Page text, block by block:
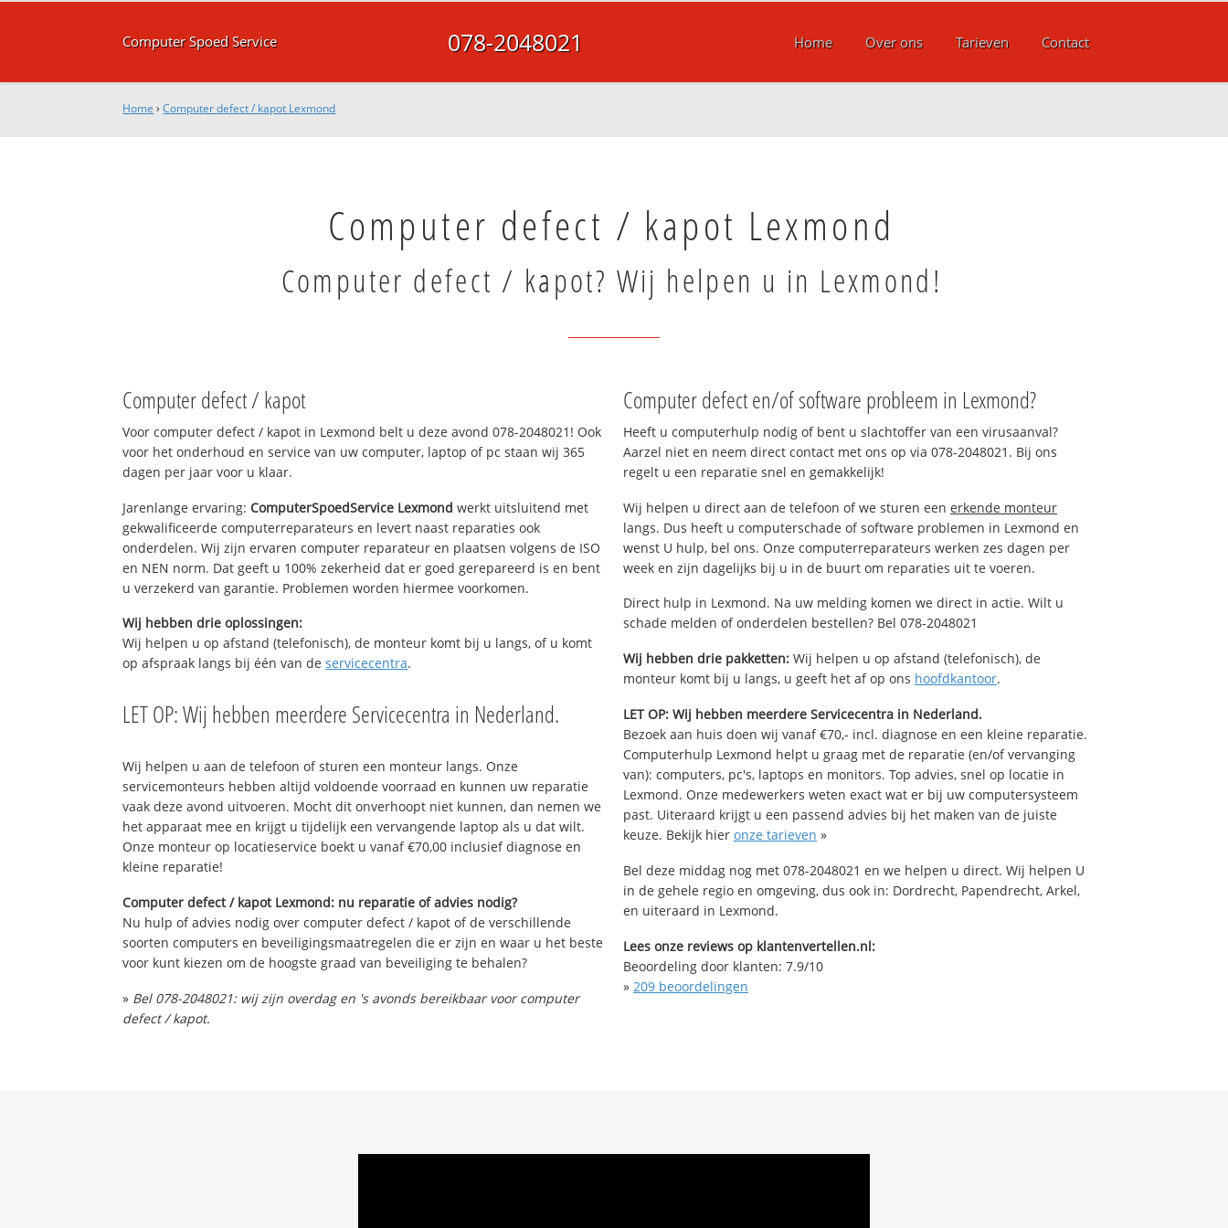
Computer Spoed Service 078-2048021 Home Over ons Tarieven Contact
Home ›Computer defect / kapot Lexmond
Computer defect / kapot Lexmond
Computer defect / kapot? Wij helpen u in Lexmond!
Computer defect / kapot
Voor computer defect / kapot in Lexmond belt u deze avond 078-2048021! Ook
voor het onderhoud en service van uw computer, laptop of pc staan wij 365
dagen per jaar voor u klaar.
Jarenlange ervaring:ComputerSpoedService Lexmond werkt uitsluitend met
gekwalificeerde computerreparateurs en levert naast reparaties ook
onderdelen. Wij zijn ervaren computer reparateur en plaatsen volgens de ISO
en NEN norm. Dat geeft u 100% zekerheid dat er goed gerepareerd is en bent
u verzekerd van garantie. Problemen worden hiermee voorkomen.
Wij hebben drie oplossingen:
Wij helpen u op afstand (telefonisch), de monteur komt bij u langs, of u komt
op afspraak langs bij één van deservicecentra.
LET OP: Wij hebben meerdere Servicecentra in Nederland.
Wij helpen u aan de telefoon of sturen een monteur langs. Onze
servicemonteurs hebben altijd voldoende voorraad en kunnen uw reparatie
vaak deze avond uitvoeren. Mocht dit onverhoopt niet kunnen, dan nemen we
het apparaat mee en krijgt u tijdelijk een vervangende laptop als u dat wilt.
Onze monteur op locatieservice boekt u vanaf €70,00 inclusief diagnose en
kleine reparatie!
Computer defect / kapot Lexmond: nu reparatie of advies nodig?
Nu hulp of advies nodig over computer defect / kapot of de verschillende
soorten computers en beveiligingsmaatregelen die er zijn en waar u het beste
voor kunt kiezen om de hoogste graad van beveiliging te behalen?
» Bel 078-2048021: wij zijn overdag en 's avonds bereikbaar voor computer
defect / kapot.
Computer defect en/of software probleem in Lexmond?
Heeft u computerhulp nodig of bent u slachtoffer van een virusaanval?
Aarzel niet en neem direct contact met ons op via 078-2048021. Bij ons
regelt u een reparatie snel en gemakkelijk!
Wij helpen u direct aan de telefoon of we sturen een erkende monteur
langs. Dus heeft u computerschade of software problemen in Lexmond en
wenst U hulp, bel ons. Onze computerreparateurs werken zes dagen per
week en zijn dagelijks bij u in de buurt om reparaties uit te voeren.
Direct hulp in Lexmond. Na uw melding komen we direct in actie. Wilt u
schade melden of onderdelen bestellen? Bel 078-2048021
Wij hebben drie pakketten: Wij helpen u op afstand (telefonisch), de
monteur komt bij u langs, u geeft het af op ons hoofdkantoor.
LET OP: Wij hebben meerdere Servicecentra in Nederland.
Bezoek aan huis doen wij vanaf €70,- incl. diagnose en een kleine reparatie.
Computerhulp Lexmond helpt u graag met de reparatie (en/of vervanging
van): computers, pc's, laptops en monitors. Top advies, snel op locatie in
Lexmond. Onze medewerkers weten exact wat er bij uw computersysteem
past. Uiteraard krijgt u een passend advies bij het maken van de juiste
keuze. Bekijk hier onze tarieven »
Bel deze middag nog met 078-2048021 en we helpen u direct. Wij helpen U
in de gehele regio en omgeving, dus ook in: Dordrecht, Papendrecht, Arkel,
en uiteraard in Lexmond.
Lees onze reviews op klantenvertellen.nl:
Beoordeling door klanten: 7.9/10
» 209 beoordelingen